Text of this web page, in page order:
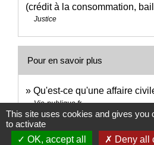
(crédit à la consommation,
Justice
Pour en savoir plus
Qu'est-ce qu'une affaire
Vie-publique.fr
Le recouvrement amiable
Institut national de la consommation
This site uses cookies and gives you
to activate
OK, accept all
Deny all